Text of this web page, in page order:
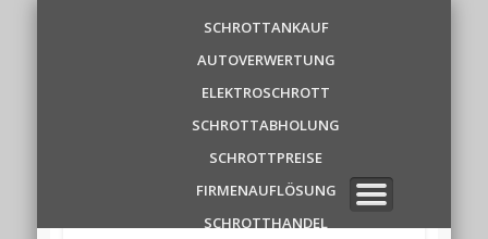
Schrottankauf
Zentrale
✆ 0 1 5 2 1 7 8 6 3 9 1 1
SCHROTTANKAUF
AUTOVERWERTUNG
ELEKTROSCHROTT
SCHROTTABHOLUNG
SCHROTTPREISE
FIRMENAUFLÖSUNG
SCHROTTHANDEL